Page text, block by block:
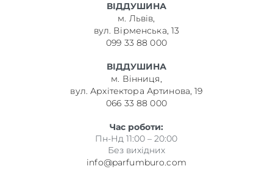
ВІДДУШИНА
м. Львів,
вул. Вірменська, 13
099 33 88 000
ВІДДУШИНА
м. Вінниця,
вул. Архітектора Артинова, 19
066 33 88 000
Час роботи:
Пн-Нд 11:00 – 20:00
Без вихідних
info@parfumburo.com